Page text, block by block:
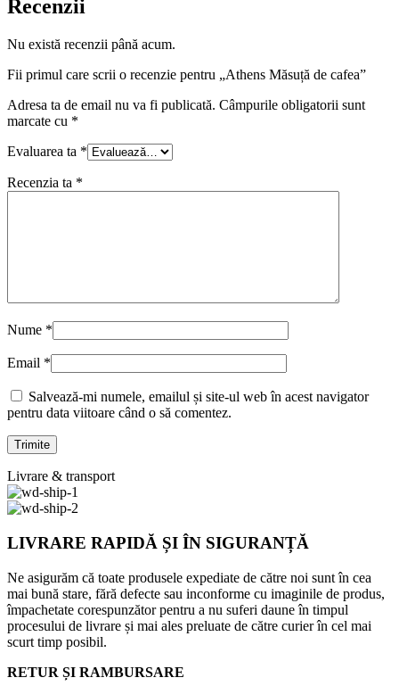
Recenzii
Nu există recenzii până acum.
Fii primul care scrii o recenzie pentru „Athens Măsuță de cafea”
Adresa ta de email nu va fi publicată. Câmpurile obligatorii sunt
marcate cu *
Evaluarea ta *
Recenzia ta *
Nume *
Email *
Salvează-mi numele, emailul și site-ul web în acest navigator
pentru data viitoare când o să comentez.
Livrare & transport
LIVRARE RAPIDĂ ȘI ÎN SIGURANȚĂ
Ne asigurăm că toate produsele expediate de către noi sunt în cea
mai bună stare, fără defecte sau inconforme cu imaginile de produs,
împachetate corespunzător pentru a nu suferi daune în timpul
procesului de livrare și mai ales preluate de către curier în cel mai
scurt timp posibil.
RETUR ȘI RAMBURSARE